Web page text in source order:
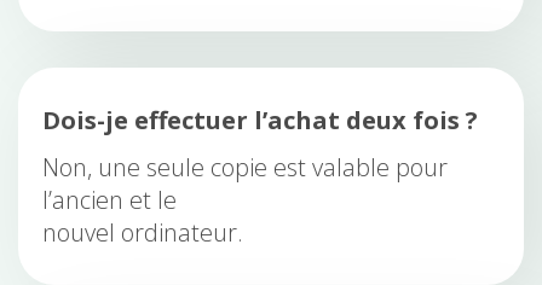
Dois-je effectuer l’achat deux fois ?
Non, une seule copie est valable pour
l’ancien et le
nouvel ordinateur.